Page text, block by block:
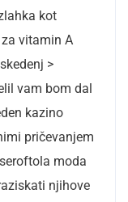
kot
za vitamin A
>
vam bom dal
kazino
pričevanjem
moda
njihove